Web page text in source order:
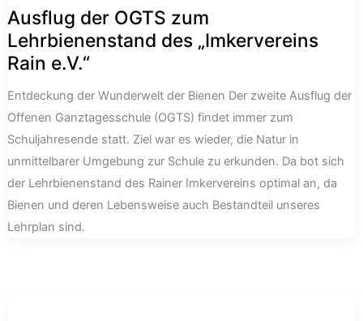
Ausflug der OGTS zum
Lehrbienenstand des „Imkervereins
Rain e.V.“
Entdeckung der Wunderwelt der Bienen Der zweite Ausflug der
Offenen Ganztagesschule (OGTS) findet immer zum
Schuljahresende statt. Ziel war es wieder, die Natur in
unmittelbarer Umgebung zur Schule zu erkunden. Da bot sich
der Lehrbienenstand des Rainer Imkervereins optimal an, da
Bienen und deren Lebensweise auch Bestandteil unseres
Lehrplan sind.